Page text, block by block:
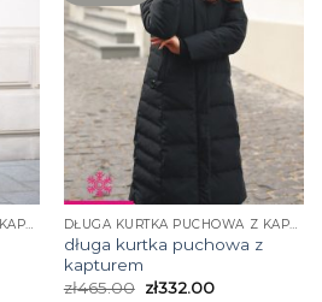
długa kurtka puchowa z
kapturem
zł465.00 zł332.00